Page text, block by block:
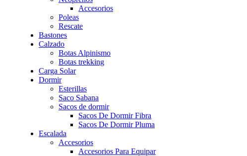
Accesorios
Poleas
Rescate
Bastones
Calzado
Botas Alpinismo
Botas trekking
Carga Solar
Dormir
Esterillas
Saco Sabana
Sacos de dormir
Sacos De Dormir Fibra
Sacos De Dormir Pluma
Escalada
Accesorios
Accesorios Para Equipar